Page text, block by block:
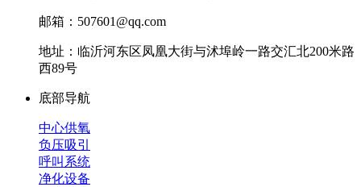
邮箱：507601@qq.com
地址：临沂河东区凤凰大街与沭埠岭一路交汇北200米路
西89号
底部导航
中心供氧
负压吸引
呼叫系统
净化设备